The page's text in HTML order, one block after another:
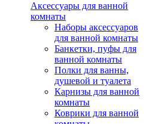
Аксессуары для ванной
комнаты
Наборы аксессуаров
для ванной комнаты
Банкетки, пуфы для
ванной комнаты
Полки для ванны,
душевой и туалета
Карнизы для ванной
комнаты
Коврики для ванной